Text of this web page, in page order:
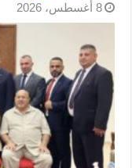
8 أغسطس، 2026